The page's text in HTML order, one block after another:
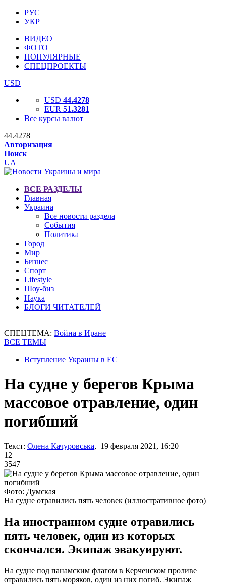
РУС
УКР
ВИДЕО
ФОТО
ПОПУЛЯРНЫЕ
СПЕЦПРОЕКТЫ
USD
USD 44.4278
EUR 51.3281
Все курсы валют
44.4278
Авторизация
Поиск
UA
ВСЕ РАЗДЕЛЫ
Главная
Украина
Все новости раздела
События
Политика
Город
Мир
Бизнес
Спорт
Lifestyle
Шоу-биз
Наука
БЛОГИ ЧИТАТЕЛЕЙ
СПЕЦТЕМА: Война в Иране
ВСЕ ТЕМЫ
Вступление Украины в ЕС
На судне у берегов Крыма
массовое отравление, один
погибший
Текст: Олена Качуровська, 19 февраля 2021, 16:20
12
3547
Фото: Думская
На судне отравились пять человек (иллюстративное фото)
На иностранном судне отравились
пять человек, один из которых
скончался. Экипаж эвакуируют.
На судне под панамским флагом в Керченском проливе
отравились пять моряков, один из них погиб. Экипаж